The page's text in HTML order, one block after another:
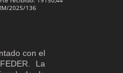
2025/136
con el
La